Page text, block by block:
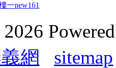
一new161
網 sitemap